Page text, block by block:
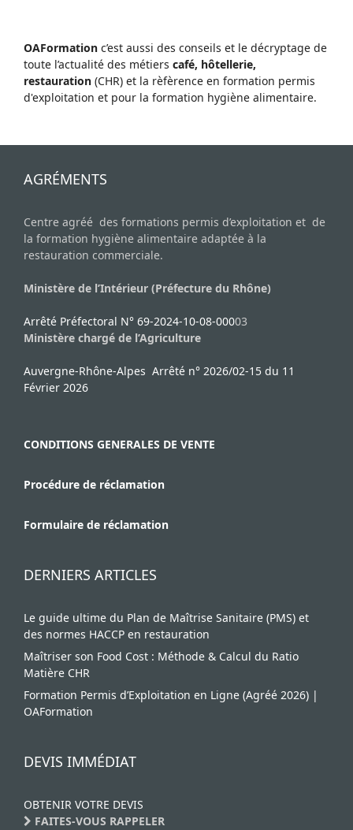
OAFormation c’est aussi des conseils et le décryptage de
toute l’actualité des métiers café, hôtellerie,
restauration (CHR) et la rèfèrence en formation permis
d'exploitation et pour la formation hygiène alimentaire.
AGRÉMENTS
Centre agréé des formations permis d’exploitation et de
la formation hygiène alimentaire adaptée à la
restauration commerciale.
Ministère de l’Intérieur (Préfecture du Rhône)
Arrêté Préfectoral N° 69-2024-10-08-00003
Ministère chargé de l’Agriculture
Auvergne-Rhône-Alpes Arrêté n° 2026/02-15 du 11
Février 2026
CONDITIONS GENERALES DE VENTE
Procédure de réclamation
Formulaire de réclamation
DERNIERS ARTICLES
Le guide ultime du Plan de Maîtrise Sanitaire (PMS) et
des normes HACCP en restauration
Maîtriser son Food Cost : Méthode & Calcul du Ratio
Matière CHR
Formation Permis d’Exploitation en Ligne (Agréé 2026) |
OAFormation
DEVIS IMMÉDIAT
OBTENIR VOTRE DEVIS
FAITES-VOUS RAPPELER